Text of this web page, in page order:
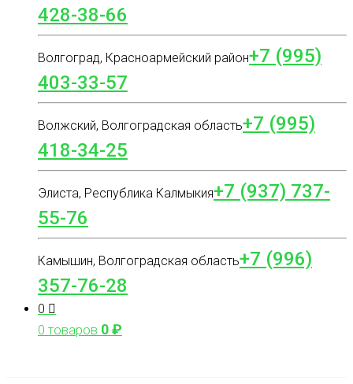
428-38-66
Волгоград, Красноармейский район+7 (995)
403-33-57
Волжский, Волгоградская область+7 (995)
418-34-25
Элиста, Республика Калмыкия+7 (937) 737-
55-76
Камышин, Волгоградская область+7 (996)
357-76-28
0
0 товаров 0₽